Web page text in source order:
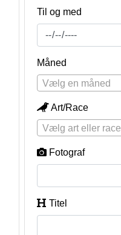
Til og med
Måned
Vælg en måned
Art/Race
Vælg art eller race
Fotograf
Titel